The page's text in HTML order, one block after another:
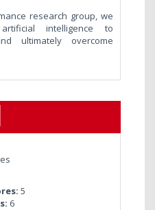
research group, we
intelligence to
ultimately overcome
5
6